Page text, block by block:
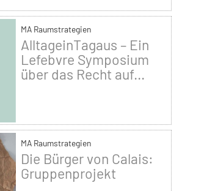
MA Raumstrategien
AlltageinTagaus – Ein
Lefebvre Symposium
über das Recht auf...
MA Raumstrategien
Die Bürger von Calais:
Gruppenprojekt